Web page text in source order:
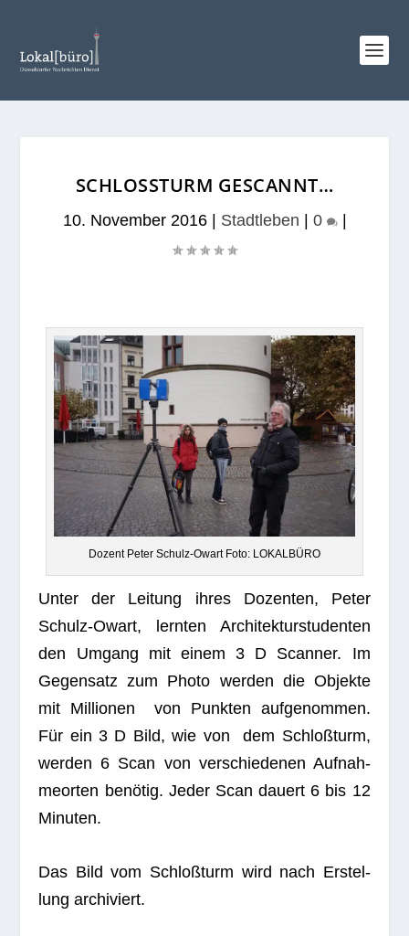
SCHLOSSTURM GESCANNT…
10. November 2016| Stadtleben 0 |
Dozent Peter Schulz-Owart Foto: LOKALBÜRO
Unter der Lei­tung ihres Dozen­ten, Peter
Schulz-Owart, lern­ten Archi­tek­tur­stu­den­ten
den Umgang mit einem 3 D Scan­ner. Im
Gegen­satz zum Photo wer­den die Objekte
mit Mil­lio­nen von Punk­ten auf­ge­nom­men.
Für ein 3 D Bild, wie von dem Schloß­turm,
wer­den 6 Scan von ver­schie­de­nen Auf­nah­
me­or­ten benö­tig. Jeder Scan dau­ert 6 bis 12
Minuten.
Das Bild vom Schloß­turm wird nach Erstel­
lung archiviert.